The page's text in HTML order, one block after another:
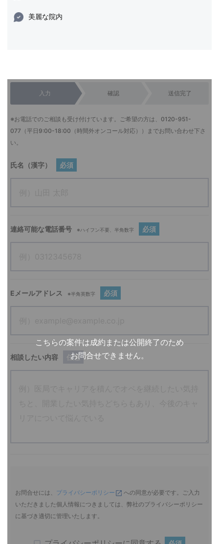
美麗な院内
こちらの案件は成約または公開終了のため
お問合せできません。
入力 確認 送信完了
※お電話でのご相談も受け付けています。ご希望の方は、 0120-951-
077 （平日9:00-18:00（時間外オンコール対応））までお問い合わせ下さ
い。
氏名（漢字） 必須
連絡可能な電話番号 ※ハイフン不要、半角数字 必須
Eメールアドレス ※半角英数字 必須
相談したい内容 任意
お問合せには、 プライバシーポリシー
への同意が必要です。ご入力
いただきました個人情報につきましては、弊社のプライバシーポリシー
に基づき適切に管理いたします。